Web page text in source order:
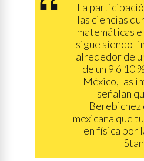
La
las ciencias
matemáticas
sigue siendo
alrededor de
de un 9 ó 10
México, las
señalan
Berebichez
mexicana que
en física por